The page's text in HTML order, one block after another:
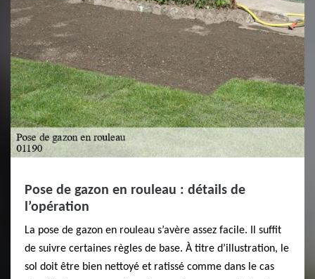
Pose de gazon en rouleau : détails de
l’opération
La pose de gazon en rouleau s’avère assez facile. Il suffit
de suivre certaines règles de base. À titre d’illustration, le
sol doit être bien nettoyé et ratissé comme dans le cas